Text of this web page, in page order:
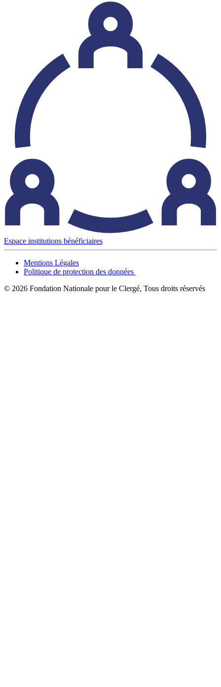
Espace institutions bénéficiaires
Mentions Légales
Politique de protection des données
© 2026 Fondation Nationale pour le Clergé, Tous droits réservés